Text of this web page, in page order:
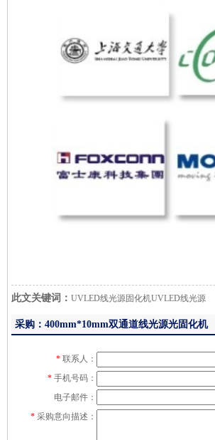
此文关键词： UVLED线光源固化机UVLED线光源
采购：400mm*10mm双通道线光源光固化机
* 联系人：
* 手机号码：
电子邮件：
* 采购意向描述：